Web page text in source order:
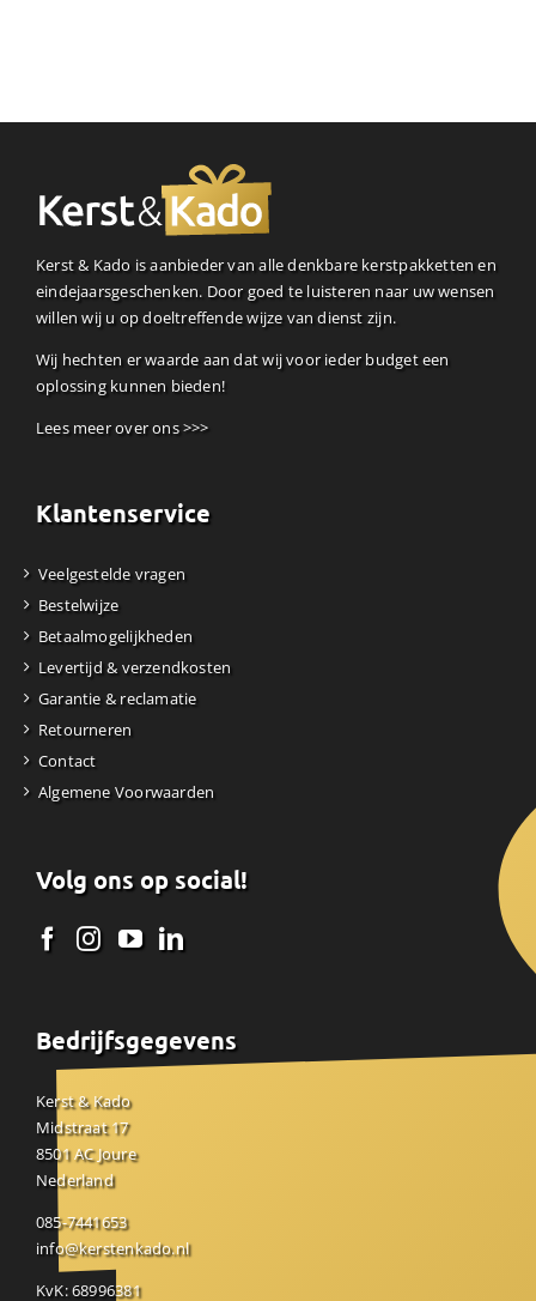
Kerst & Kado is aanbieder van alle denkbare kerstpakketten en
eindejaarsgeschenken. Door goed te luisteren naar uw wensen
willen wij u op doeltreffende wijze van dienst zijn.
Wij hechten er waarde aan dat wij voor ieder budget een
oplossing kunnen bieden!
Lees meer over ons >>>
Klantenservice
Veelgestelde vragen
Bestelwijze
Betaalmogelijkheden
Levertijd & verzendkosten
Garantie & reclamatie
Retourneren
Contact
Algemene Voorwaarden
Volg ons op social!
Bedrijfsgegevens
Kerst & Kado
Midstraat 17
8501 AC Joure
Nederland
085-7441653
info@kerstenkado.nl
KvK: 68996381